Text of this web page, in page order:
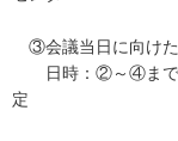
③会議当日に向けた
日時：②～④まで
定